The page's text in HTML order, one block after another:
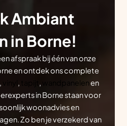
Ambiant
in Borne!
afspraak bij één van onze
en ontdek ons complete
, , , wandpanelenen
in Borne staan voor
woonadvies en
Zo ben je verzekerd van